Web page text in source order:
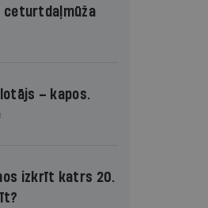
ceturtdaļmūža
– kapos.
izkrīt katrs 20.